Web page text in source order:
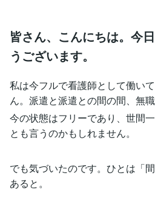
皆さん、こんにちは。今
うございます。
私は今フルで看護師として働い
ん。派遣と派遣との間の間、無
今の状態はフリーであり、世間
とも言うのかもしれません。
でも気づいたのです。ひとは「
あると。